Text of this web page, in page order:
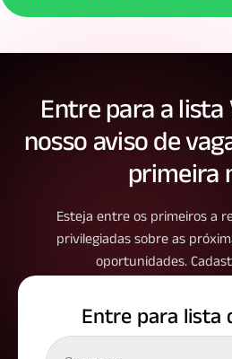
Entre para a lista
nosso aviso de
primeira
Esteja entre os primeiros a
privilegiadas sobre as
oportunidades.
Entre para lista